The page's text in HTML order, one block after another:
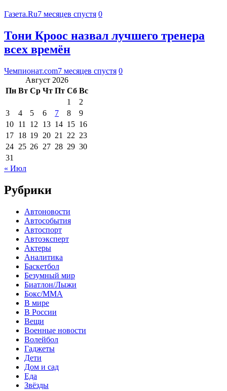
Газета.Ru7 месяцев спустя 0
Тони Кроос назвал лучшего тренера
всех времён
Чемпионат.com7 месяцев спустя 0
Август 2026
Пн Вт Ср Чт Пт Сб Вс
1
2
3
4 5 6 7 8
9
10 11 12 13 14 15 16
17 18 19 20 21 22 23
24 25 26 27 28 29 30
31
« Июл
Рубрики
Автоновости
Автособытия
Автоспорт
Автоэксперт
Актеры
Аналитика
Баскетбол
Безумный мир
Биатлон/Лыжи
Бокс/MMA
В мире
В России
Вещи
Военные новости
Волейбол
Гаджеты
Дети
Дом и сад
Еда
Звёзды